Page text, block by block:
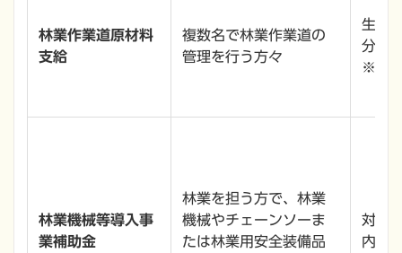
林業作業道原材料
支給
複数名で林業作業道の
管理を行う方々
生コ
分
※種
林業機械等導入事
業補助金
林業を担う方で、林業
機械やチェーンソーま
たは林業用安全装備品
対象
内